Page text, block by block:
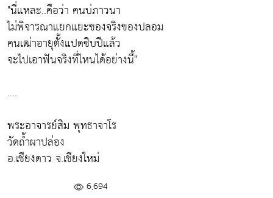
"นี่แหละ..คือว่า คนบ่ภาวนา
ไม่พิจารณาแยกแยะของจริงของปลอม
คนเฒ่าอายุตั้งแปดซิบปีแล้ว
จะไปเอาฟันจริงที่ไหนได้อย่างนี้"
....
พระอาจารย์สิม พุทธาจาโร
วัดถ้ำผาปล่อง
อ.เชียงดาว จ.เชียงใหม่
6,694